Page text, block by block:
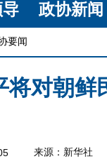
政协新闻
要闻
将对朝鲜
来源：新华社